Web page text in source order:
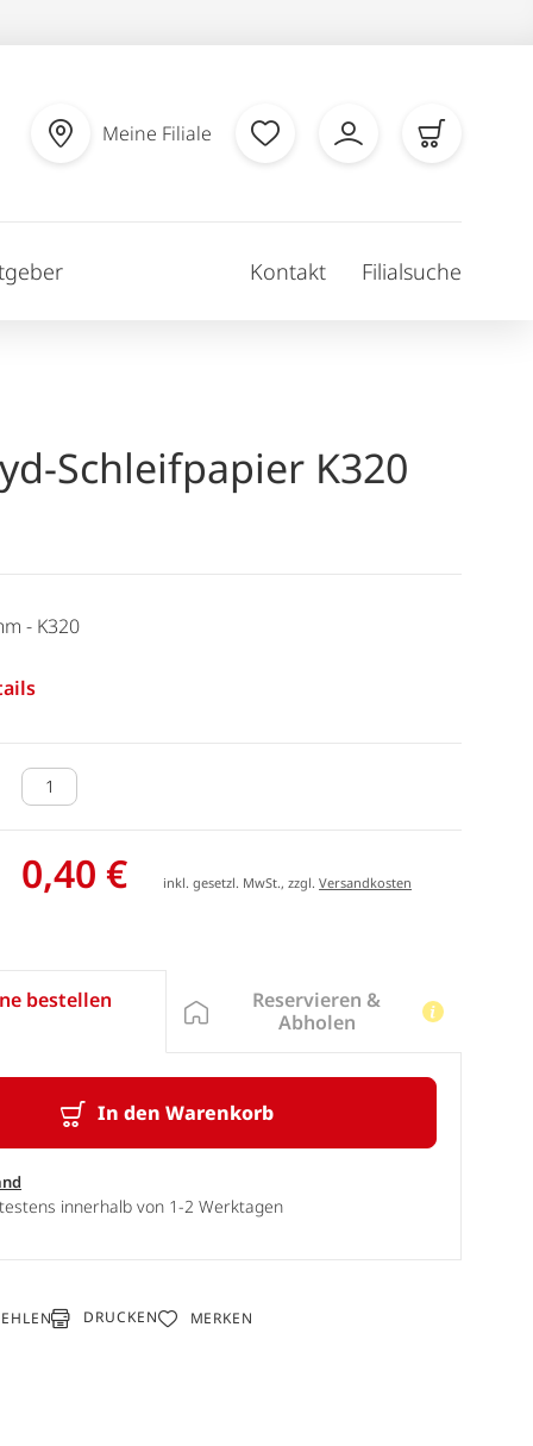
Meine Filiale
Kontakt Filialsuche
Schleifpapier K320
- K320
0,40 € inkl. gesetzl. MwSt., zzgl.Versandkosten
bestellen
In den Warenkorb
innerhalb von 1-2 Werktagen
Reservieren &
Abholen
DRUCKEN MERKEN